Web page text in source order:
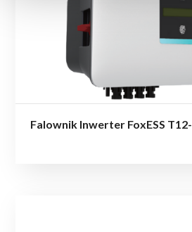
Falownik Inwerter FoxESS